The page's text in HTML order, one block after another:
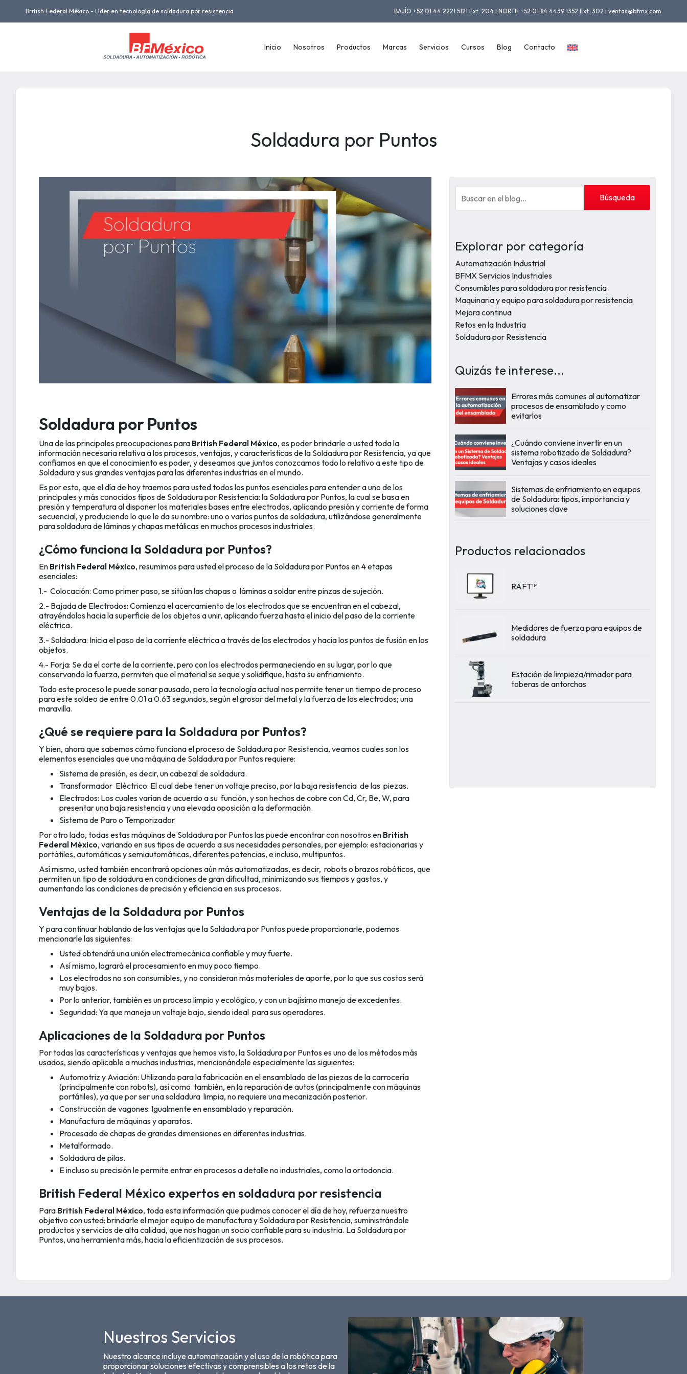
British Federal México - Líder en tecnología de soldadura por resistencia BAJÍO +52 01 44 2221 5121 Ext. 204 | NORTH +52 01 84 4439 1352 Ext. 302 | ventas@bfmx.com
Inicio Nosotros Productos Marcas Servicios Cursos Blog Contacto
Soldadura por Puntos
Soldadura por Puntos
Una de las principales preocupaciones para British Federal México, es poder brindarle a usted toda la
información necesaria relativa a los procesos, ventajas, y características de la Soldadura por Resistencia, ya que
confiamos en que el conocimiento es poder, y deseamos que juntos conozcamos todo lo relativo a este tipo de
Soldadura y sus grandes ventajas para las diferentes industrias en el mundo.
Es por esto, que el día de hoy traemos para usted todos los puntos esenciales para entender a uno de los
principales y más conocidos tipos de Soldadura por Resistencia: la Soldadura por Puntos, la cual se basa en
presión y temperatura al disponer los materiales bases entre electrodos, aplicando presión y corriente de forma
secuencial, y produciendo lo que le da su nombre: uno o varios puntos de soldadura, utilizándose generalmente
para soldadura de láminas y chapas metálicas en muchos procesos industriales.
¿Cómo funciona la Soldadura por Puntos?
En British Federal México, resumimos para usted el proceso de la Soldadura por Puntos en 4 etapas
esenciales:
1.- Colocación: Como primer paso, se sitúan las chapas o láminas a soldar entre pinzas de sujeción.
2.- Bajada de Electrodos: Comienza el acercamiento de los electrodos que se encuentran en el cabezal,
atrayéndolos hacia la superficie de los objetos a unir, aplicando fuerza hasta el inicio del paso de la corriente
eléctrica.
3.- Soldadura: Inicia el paso de la corriente eléctrica a través de los electrodos y hacia los puntos de fusión en los
objetos.
4.- Forja: Se da el corte de la corriente, pero con los electrodos permaneciendo en su lugar, por lo que
conservando la fuerza, permiten que el material se seque y solidifique, hasta su enfriamiento.
Todo este proceso le puede sonar pausado, pero la tecnología actual nos permite tener un tiempo de proceso
para este soldeo de entre 0.01 a 0.63 segundos, según el grosor del metal y la fuerza de los electrodos; una
maravilla.
¿Qué se requiere para la Soldadura por Puntos?
Y bien, ahora que sabemos cómo funciona el proceso de Soldadura por Resistencia, veamos cuales son los
elementos esenciales que una máquina de Soldadura por Puntos requiere:
Sistema de presión, es decir, un cabezal de soldadura.
Transformador Eléctrico: El cual debe tener un voltaje preciso, por la baja resistencia de las piezas.
Electrodos: Los cuales varían de acuerdo a su función, y son hechos de cobre con Cd, Cr, Be, W, para
presentar una baja resistencia y una elevada oposición a la deformación.
Sistema de Paro o Temporizador
Por otro lado, todas estas máquinas de Soldadura por Puntos las puede encontrar con nosotros en British
Federal México, variando en sus tipos de acuerdo a sus necesidades personales, por ejemplo: estacionarias y
portátiles, automáticas y semiautomáticas, diferentes potencias, e incluso, multipuntos.
Así mismo, usted también encontrará opciones aún más automatizadas, es decir, robots o brazos robóticos, que
permiten un tipo de soldadura en condiciones de gran dificultad, minimizando sus tiempos y gastos, y
aumentando las condiciones de precisión y eficiencia en sus procesos.
Ventajas de la Soldadura por Puntos
Y para continuar hablando de las ventajas que la Soldadura por Puntos puede proporcionarle, podemos
mencionarle las siguientes:
Usted obtendrá una unión electromecánica confiable y muy fuerte.
Así mismo, logrará el procesamiento en muy poco tiempo.
Los electrodos no son consumibles, y no consideran más materiales de aporte, por lo que sus costos será
muy bajos.
Por lo anterior, también es un proceso limpio y ecológico, y con un bajísimo manejo de excedentes.
Seguridad: Ya que maneja un voltaje bajo, siendo ideal para sus operadores.
Aplicaciones de la Soldadura por Puntos
Por todas las características y ventajas que hemos visto, la Soldadura por Puntos es uno de los métodos más
usados, siendo aplicable a muchas industrias, mencionándole especialmente las siguientes:
Automotriz y Aviación: Utilizando para la fabricación en el ensamblado de las piezas de la carrocería
(principalmente con robots), así como también, en la reparación de autos (principalmente con máquinas
portátiles), ya que por ser una soldadura limpia, no requiere una mecanización posterior.
Construcción de vagones: Igualmente en ensamblado y reparación.
Manufactura de máquinas y aparatos.
Procesado de chapas de grandes dimensiones en diferentes industrias.
Metalformado.
Soldadura de pilas.
E incluso su precisión le permite entrar en procesos a detalle no industriales, como la ortodoncia.
British Federal México expertos en soldadura por resistencia
Para British Federal México, toda esta información que pudimos conocer el día de hoy, refuerza nuestro
objetivo con usted: brindarle el mejor equipo de manufactura y Soldadura por Resistencia, suministrándole
productos y servicios de alta calidad, que nos hagan un socio confiable para su industria. La Soldadura por
Puntos, una herramienta más, hacia la eficientización de sus procesos.
Búsqueda
Explorar por categoría
Automatización Industrial
BFMX Servicios Industriales
Consumibles para soldadura por resistencia
Maquinaria y equipo para soldadura por resistencia
Mejora continua
Retos en la Industria
Soldadura por Resistencia
Quizás te interese...
Errores más comunes al automatizar
procesos de ensamblado y como
evitarlos
¿Cuándo conviene invertir en un
sistema robotizado de Soldadura?
Ventajas y casos ideales
Sistemas de enfriamiento en equipos
de Soldadura: tipos, importancia y
soluciones clave
Productos relacionados
RAFT™
Medidores de fuerza para equipos de
soldadura
Estación de limpieza/rimador para
toberas de antorchas
Nuestros Servicios
Nuestro alcance incluye automatización y el uso de la robótica para
proporcionar soluciones efectivas y comprensibles a los retos de la